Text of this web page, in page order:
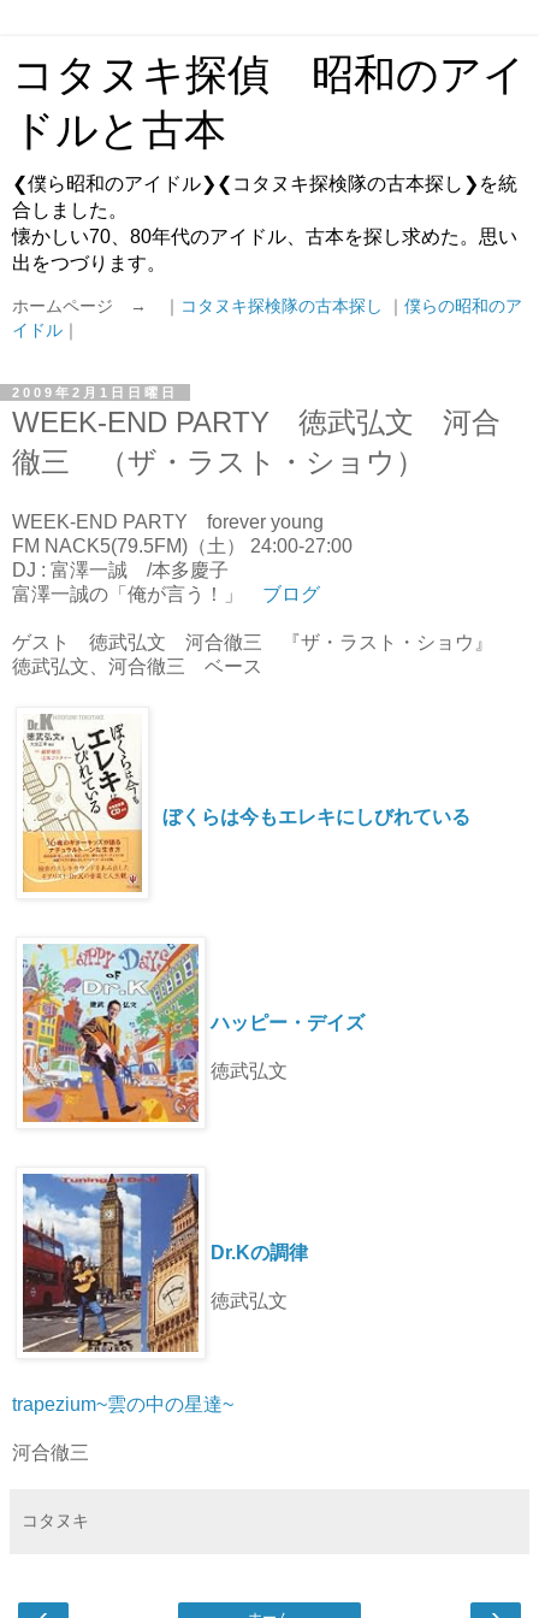
コタヌキ探偵 昭和のアイ
ドルと古本
❮僕ら昭和のアイドル❯❮コタヌキ探検隊の古本探し❯を統
合しました。
懐かしい70、80年代のアイドル、古本を探し求めた。思い
出をつづります。
ホームページ → ｜ コタヌキ探検隊の古本探し ｜ 僕らの昭和のア
イドル ｜
2009年2月1日日曜日
WEEK-END PARTY 徳武弘文 河合
徹三 （ザ・ラスト・ショウ）
WEEK-END PARTY forever young
FM NACK5(79.5FM)（土） 24:00-27:00
DJ : 富澤一誠 /本多慶子
富澤一誠の「俺が言う！」 ブログ
ゲスト 徳武弘文 河合徹三 『ザ・ラスト・ショウ』
徳武弘文、河合徹三 ベース
ぼくらは今もエレキにしびれている
ハッピー・デイズ
徳武弘文
Dr.Kの調律
徳武弘文
trapezium~雲の中の星達~
河合徹三
コタヌキ